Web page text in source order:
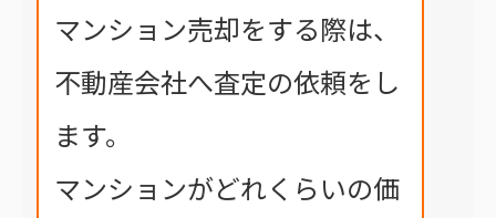
マンション売却をする際は、
不動産会社へ査定の依頼をし
ます。
マンションがどれくらいの価